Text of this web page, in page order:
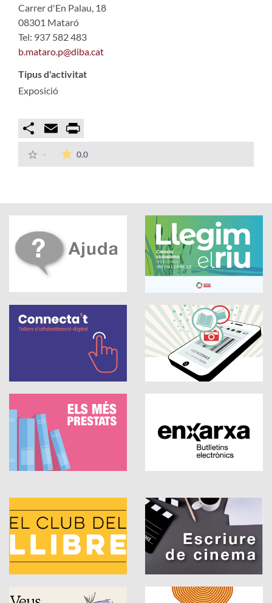
Carrer d'En Palau, 18
08301 Mataró
Tel: 937 582 483
b.mataro.p@diba.cat
Tipus d'activitat
Exposició
Compartir
Email
- 0.0La mitjana de les valoracions és de 0